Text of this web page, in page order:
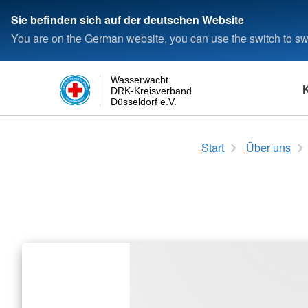
Sie befinden sich auf der deutschen Website
You are on the German website, you can use the switch to
Düsseldorf e.V.
DRK-Kreisverband
Wasserwacht
Rettungsfähigkeit
Die Wasserwacht
Start Über uns